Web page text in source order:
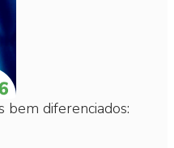
bem diferenciados: